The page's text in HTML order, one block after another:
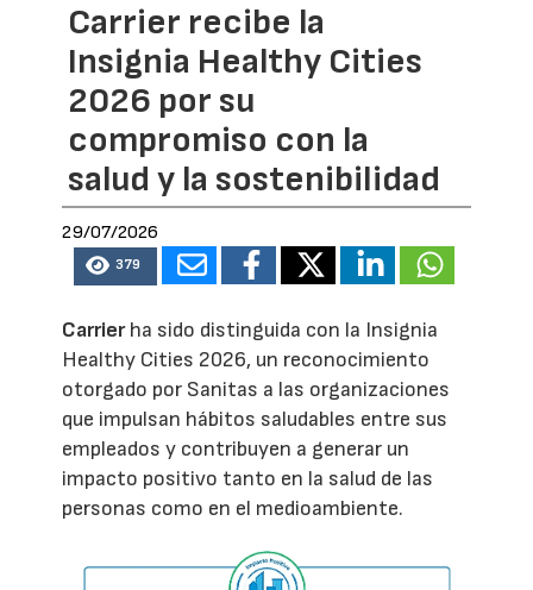
Carrier recibe la
Insignia Healthy Cities
2026 por su
compromiso con la
salud y la sostenibilidad
29/07/2026
379
Carrierha sido distinguida con la Insignia
Healthy Cities 2026, un reconocimiento
otorgado por Sanitas a las organizaciones
que impulsan hábitos saludables entre sus
empleados y contribuyen a generar un
impacto positivo tanto en la salud de las
personas como en el medioambiente.